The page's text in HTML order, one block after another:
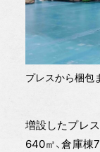
プレスから梱包
増設したプレ
640㎡、倉庫棟